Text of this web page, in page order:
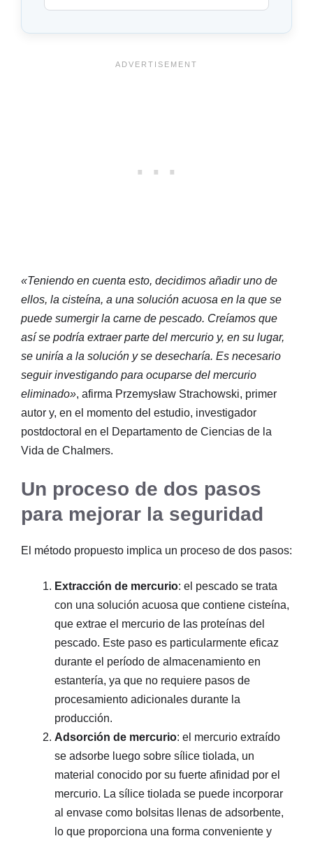
«Teniendo en cuenta esto, decidimos añadir uno de
ellos, la cisteína, a una solución acuosa en la que se
puede sumergir la carne de pescado. Creíamos que
así se podría extraer parte del mercurio y, en su lugar,
se uniría a la solución y se desecharía. Es necesario
seguir investigando para ocuparse del mercurio
eliminado», afirma Przemysław Strachowski, primer
autor y, en el momento del estudio, investigador
postdoctoral en el Departamento de Ciencias de la
Vida de Chalmers.
Un proceso de dos pasos
para mejorar la seguridad
El método propuesto implica un proceso de dos pasos:
Extracción de mercurio: el pescado se trata
con una solución acuosa que contiene cisteína,
que extrae el mercurio de las proteínas del
pescado. Este paso es particularmente eficaz
durante el período de almacenamiento en
estantería, ya que no requiere pasos de
procesamiento adicionales durante la
producción.
Adsorción de mercurio: el mercurio extraído
se adsorbe luego sobre sílice tiolada, un
material conocido por su fuerte afinidad por el
mercurio. La sílice tiolada se puede incorporar
al envase como bolsitas llenas de adsorbente,
lo que proporciona una forma conveniente y